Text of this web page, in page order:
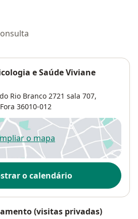
e Saúde Viviane
Rio Branco 2721 sala 707,
36010-012
o mapa
abre num novo separador
o calendário
(visitas privadas)